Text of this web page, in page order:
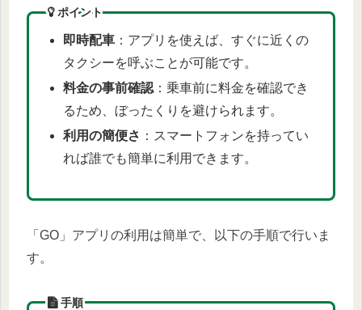
ポイント
即時配車：アプリを使えば、すぐに近くの
タクシーを呼ぶことが可能です。
料金の事前確認：乗車前に料金を確認でき
るため、ぼったくりを避けられます。
利用の簡便さ ：スマートフォンを持ってい
れば誰でも簡単に利用できます。
「GO」アプリの利用は簡単で、以下の手順で行いま
す。
手順